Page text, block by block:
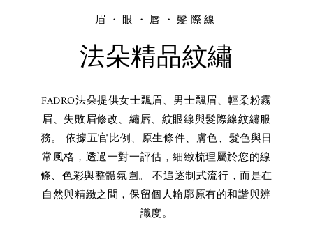
眉・眼・唇・髮際線
法朵精品紋繡
FADRO法朵提供女士飄眉、男士飄眉、輕柔粉霧
眉、失敗眉修改、繡唇、紋眼線與髮際線紋繡服
務。 依據五官比例、原生條件、膚色、髮色與日
常風格，透過一對一評估，細緻梳理屬於您的線
條、色彩與整體氛圍。 不追逐制式流行，而是在
自然與精緻之間，保留個人輪廓原有的和諧與辨
識度。